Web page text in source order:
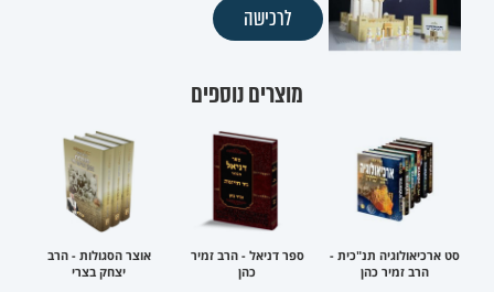
לרכישה
מוצרים נוספים
סט ארכיאולוגיה תנ"כית -
הרב זמיר כהן
ספר דניאל - הרב זמיר
כהן
אוצר הסגולות - הרב
יצחק בצרי